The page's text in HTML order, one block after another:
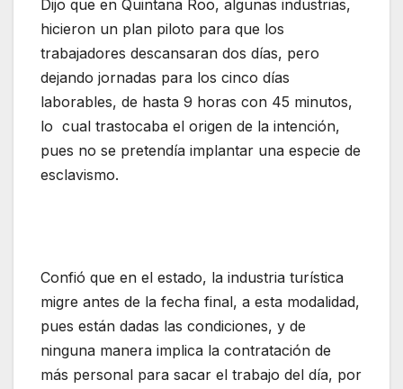
Dijo que en Quintana Roo, algunas industrias,
hicieron un plan piloto para que los
trabajadores descansaran dos días, pero
dejando jornadas para los cinco días
laborables, de hasta 9 horas con 45 minutos,
lo cual trastocaba el origen de la intención,
pues no se pretendía implantar una especie de
esclavismo.
Confió que en el estado, la industria turística
migre antes de la fecha final, a esta modalidad,
pues están dadas las condiciones, y de
ninguna manera implica la contratación de
más personal para sacar el trabajo del día, por